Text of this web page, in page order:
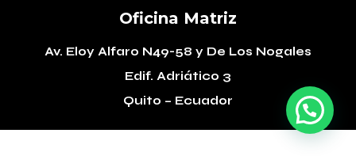
Oficina Matriz
Av. Eloy Alfaro N49-58 y De Los Nogales
Edif. Adriático 3
Quito – Ecuador